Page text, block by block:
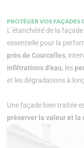
PROTÉGER VOS FAÇADES
L’étanchéité de la façade
essentielle pour la
près de Courcelles,
infiltrations d’eau, les
et les dégradations à
Une façade bien traitée
préserver la valeur et la